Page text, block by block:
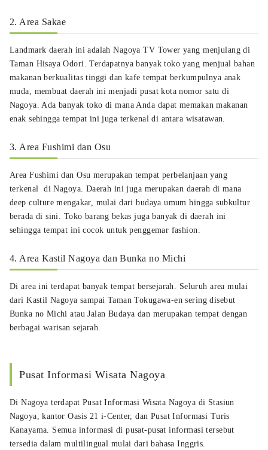
2. Area Sakae
Landmark daerah ini adalah Nagoya TV Tower yang menjulang di
Taman Hisaya Odori. Terdapatnya banyak toko yang menjual bahan
makanan berkualitas tinggi dan kafe tempat berkumpulnya anak
muda, membuat daerah ini menjadi pusat kota nomor satu di
Nagoya. Ada banyak toko di mana Anda dapat memakan makanan
enak sehingga tempat ini juga terkenal di antara wisatawan.
3. Area Fushimi dan Osu
Area Fushimi dan Osu merupakan tempat perbelanjaan yang
terkenal di Nagoya. Daerah ini juga merupakan daerah di mana
deep culture mengakar, mulai dari budaya umum hingga subkultur
berada di sini. Toko barang bekas juga banyak di daerah ini
sehingga tempat ini cocok untuk penggemar fashion.
4. Area Kastil Nagoya dan Bunka no Michi
Di area ini terdapat banyak tempat bersejarah. Seluruh area mulai
dari Kastil Nagoya sampai Taman Tokugawa-en sering disebut
Bunka no Michi atau Jalan Budaya dan merupakan tempat dengan
berbagai warisan sejarah.
Pusat Informasi Wisata Nagoya
Di Nagoya terdapat Pusat Informasi Wisata Nagoya di Stasiun
Nagoya, kantor Oasis 21 i-Center, dan Pusat Informasi Turis
Kanayama. Semua informasi di pusat-pusat informasi tersebut
tersedia dalam multilingual mulai dari bahasa Inggris.